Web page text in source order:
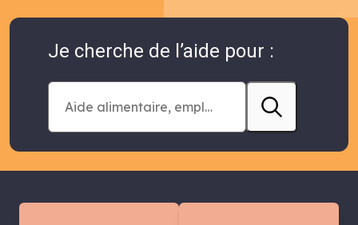
Je cherche de l’aide pour :